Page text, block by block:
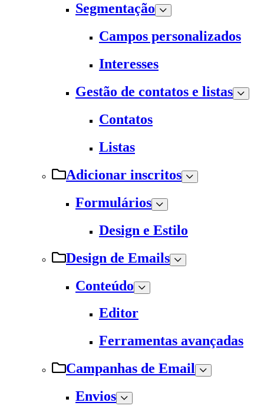
Segmentação
Campos personalizados
Interesses
Gestão de contatos e listas
Contatos
Listas
Adicionar inscritos
Formulários
Design e Estilo
Design de Emails
Conteúdo
Editor
Ferramentas avançadas
Campanhas de Email
Envios